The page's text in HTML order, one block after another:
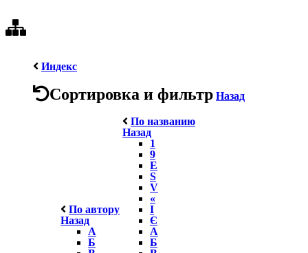
Индекс
Сортировка и фильтр Назад
По автору
Назад
А
Б
По названию
Назад
1
9
E
S
V
«
І
Є
А
Б